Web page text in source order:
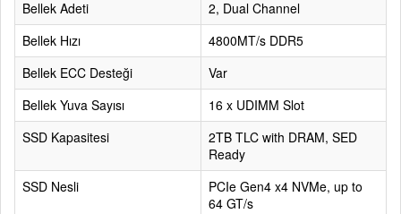
Bellek Adeti
2, Dual Channel
Bellek Hızı
4800MT/s DDR5
Bellek ECC Desteği
Var
Bellek Yuva Sayısı
16 x UDIMM Slot
SSD Kapasitesi
2TB TLC with DRAM, SED
Ready
SSD Nesli
PCIe Gen4 x4 NVMe, up to
64 GT/s